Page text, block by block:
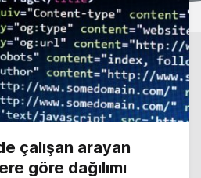
çalışan arayan
göre dağılımı